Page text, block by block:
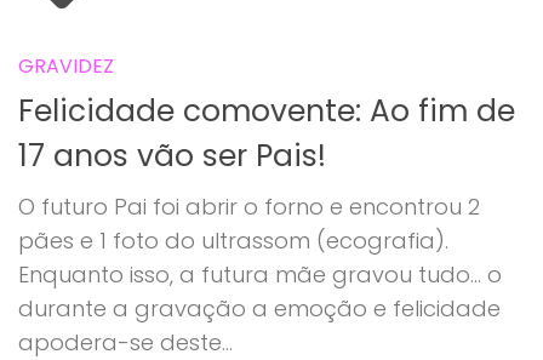
GRAVIDEZ
Felicidade comovente: Ao fim de
17 anos vão ser Pais!
O futuro Pai foi abrir o forno e encontrou 2
pães e 1 foto do ultrassom (ecografia).
Enquanto isso, a futura mãe gravou tudo… o
durante a gravação a emoção e felicidade
apodera-se deste...